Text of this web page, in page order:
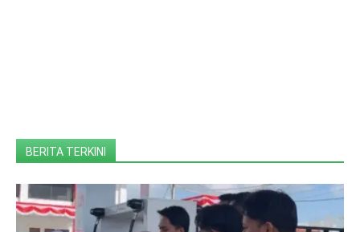
BERITA TERKINI